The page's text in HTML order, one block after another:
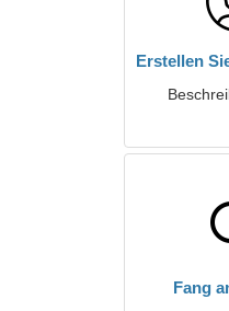
Erstellen
Fang